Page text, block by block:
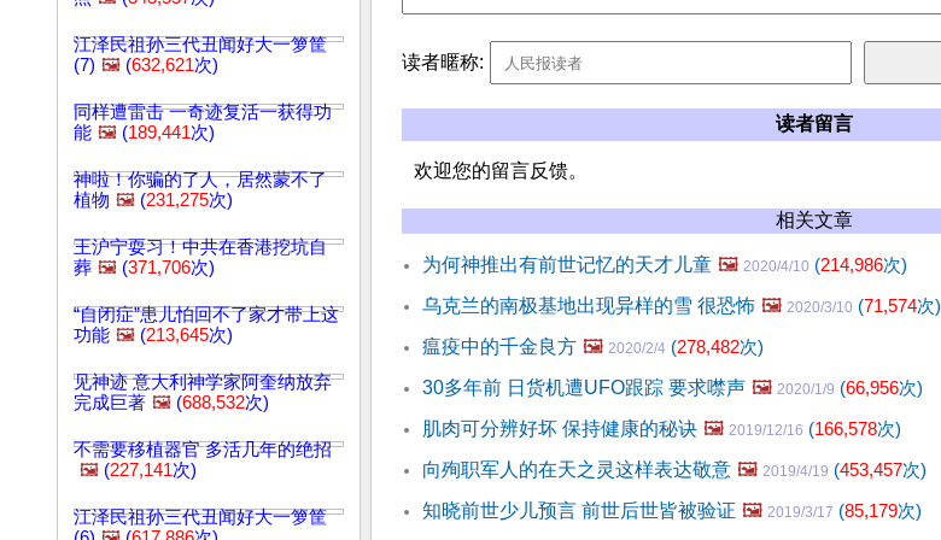
江泽民祖孙三代丑闻好大一箩筐
(7) 🖼️ (632,621次)
同样遭雷击 一奇迹复活一获得功
能 🖼️ (189,441次)
神啦！你骗的了人，居然蒙不了
植物 🖼️ (231,275次)
王沪宁耍习！中共在香港挖坑自
葬 🖼️ (371,706次)
“自闭症”患儿怕回不了家才带上这
功能 🖼️ (213,645次)
见神迹 意大利神学家阿奎纳放弃
完成巨著 🖼️ (688,532次)
不需要移植器官 多活几年的绝招
🖼️ (227,141次)
江泽民祖孙三代丑闻好大一箩筐
读者暱称:
读者留言
欢迎您的留言反馈。
相关文章
为何神推出有前世记忆的天才儿童 🖼️ 2020/4/10 (214,986次)
乌克兰的南极基地出现异样的雪 很恐怖 🖼️ 2020/3/10 (71,574次)
瘟疫中的千金良方 🖼️ 2020/2/4 (278,482次)
30多年前 日货机遭UFO跟踪 要求噤声 🖼️ 2020/1/9 (66,956次)
肌肉可分辨好坏 保持健康的秘诀 🖼️ 2019/12/16 (166,578次)
向殉职军人的在天之灵这样表达敬意 🖼️ 2019/4/19 (453,457次)
知晓前世少儿预言 前世后世皆被验证 🖼️ 2019/3/17 (85,179次)